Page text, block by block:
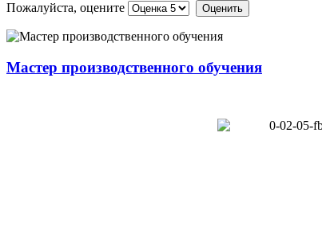
Пожалуйста, оцените
Мастер производственного обучения